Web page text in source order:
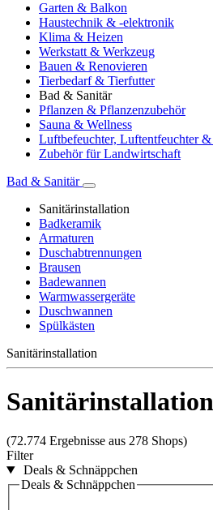
Garten & Balkon
Haustechnik & -elektronik
Klima & Heizen
Werkstatt & Werkzeug
Bauen & Renovieren
Tierbedarf & Tierfutter
Bad & Sanitär
Pflanzen & Pflanzenzubehör
Sauna & Wellness
Luftbefeuchter, Luftentfeuchter
Zubehör für Landwirtschaft
Bad & Sanitär
Sanitärinstallation
Badkeramik
Armaturen
Duschabtrennungen
Brausen
Badewannen
Warmwassergeräte
Duschwannen
Spülkästen
Sanitärinstallation
Sanitärinstallation
(72.774 Ergebnisse aus 278 Shops)
Filter
Deals & Schnäppchen
Deals & Schnäppchen